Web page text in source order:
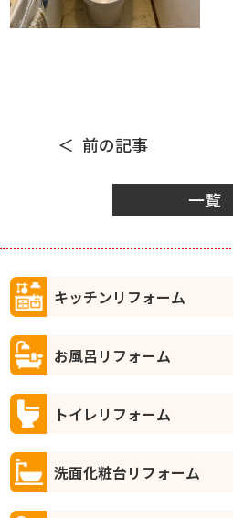
前の記事
一覧
キッチンリフォーム
お風呂リフォーム
トイレリフォーム
洗面化粧台リフォーム